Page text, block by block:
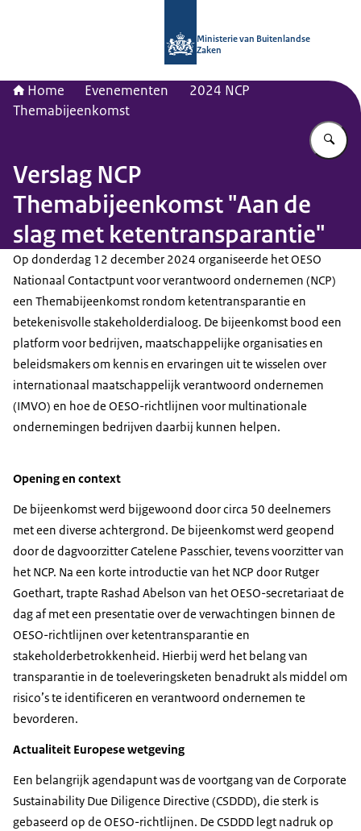
Ministerie van Buitenlandse
Zaken
Home Evenementen
2024 NCP
Themabijeenkomst
Verslag NCP
Themabijeenkomst "Aan de
slag met ketentransparantie"
Op donderdag 12 december 2024 organiseerde het OESO
Nationaal Contactpunt voor verantwoord ondernemen (NCP)
een Themabijeenkomst rondom ketentransparantie en
betekenisvolle stakeholderdialoog. De bijeenkomst bood een
platform voor bedrijven, maatschappelijke organisaties en
beleidsmakers om kennis en ervaringen uit te wisselen over
internationaal maatschappelijk verantwoord ondernemen
(IMVO) en hoe de OESO-richtlijnen voor multinationale
ondernemingen bedrijven daarbij kunnen helpen.
Opening en context
De bijeenkomst werd bijgewoond door circa 50 deelnemers
met een diverse achtergrond. De bijeenkomst werd geopend
door de dagvoorzitter Catelene Passchier, tevens voorzitter van
het NCP. Na een korte introductie van het NCP door Rutger
Goethart, trapte Rashad Abelson van het OESO-secretariaat de
dag af met een presentatie over de verwachtingen binnen de
OESO-richtlijnen over ketentransparantie en
stakeholderbetrokkenheid. Hierbij werd het belang van
transparantie in de toeleveringsketen benadrukt als middel om
risico’s te identificeren en verantwoord ondernemen te
bevorderen.
Actualiteit Europese wetgeving
Een belangrijk agendapunt was de voortgang van de Corporate
Sustainability Due Diligence Directive (CSDDD), die sterk is
gebaseerd op de OESO-richtlijnen. De CSDDD legt nadruk op